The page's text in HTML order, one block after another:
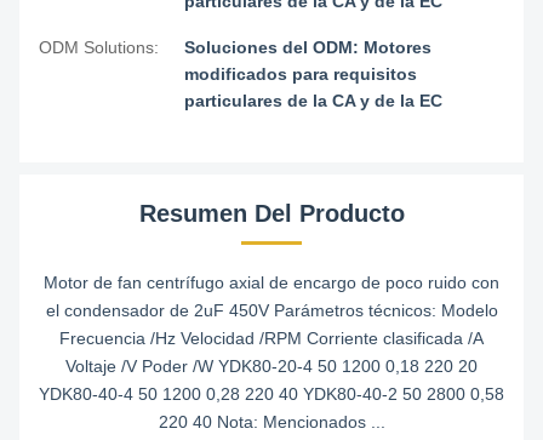
ODM Solutions:
Soluciones del ODM: Motores
modificados para requisitos
particulares de la CA y de la EC
Resumen Del Producto
Motor de fan centrífugo axial de encargo de poco ruido con
el condensador de 2uF 450V Parámetros técnicos: Modelo
Frecuencia /Hz Velocidad /RPM Corriente clasificada /A
Voltaje /V Poder /W YDK80-20-4 50 1200 0,18 220 20
YDK80-40-4 50 1200 0,28 220 40 YDK80-40-2 50 2800 0,58
220 40 Nota: Mencionados ...